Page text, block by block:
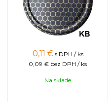
0,11 € s DPH / ks
0,09 € bez DPH / ks
Na sklade